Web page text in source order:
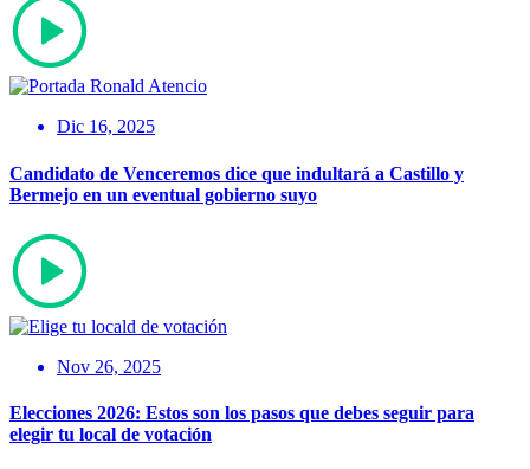
Dic 16, 2025
Candidato de Venceremos dice que indultará a Castillo y
Bermejo en un eventual gobierno suyo
Nov 26, 2025
Elecciones 2026: Estos son los pasos que debes seguir para
elegir tu local de votación